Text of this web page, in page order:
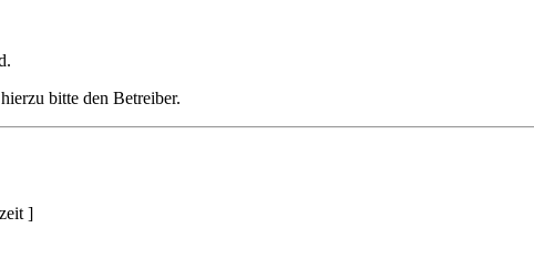
bitte den Betreiber.
]